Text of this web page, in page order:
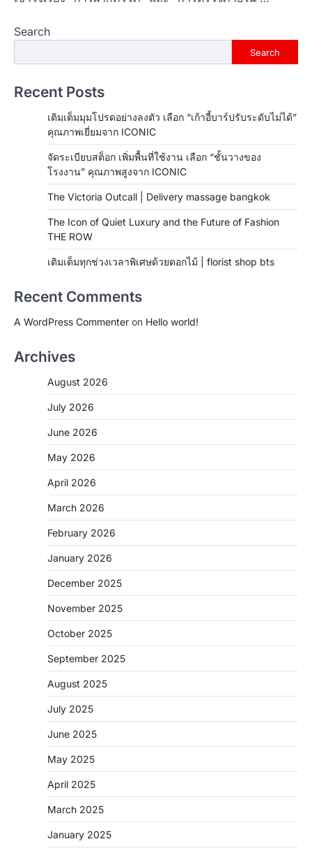
Search
Search
Recent Posts
เติมเต็มมุมโปรดอย่างลงตัว เลือก “เก้าอี้บาร์ปรับระดับไม่ได้”
คุณภาพเยี่ยมจาก ICONIC
จัดระเบียบสต็อก เพิ่มพื้นที่ใช้งาน เลือก “ชั้นวางของ
โรงงาน” คุณภาพสูงจาก ICONIC
The Victoria Outcall | Delivery massage bangkok
The Icon of Quiet Luxury and the Future of Fashion
THE ROW
เติมเต็มทุกช่วงเวลาพิเศษด้วยดอกไม้ | florist shop bts
Recent Comments
A WordPress Commenter on Hello world!
Archives
August 2026
July 2026
June 2026
May 2026
April 2026
March 2026
February 2026
January 2026
December 2025
November 2025
October 2025
September 2025
August 2025
July 2025
June 2025
May 2025
April 2025
March 2025
January 2025